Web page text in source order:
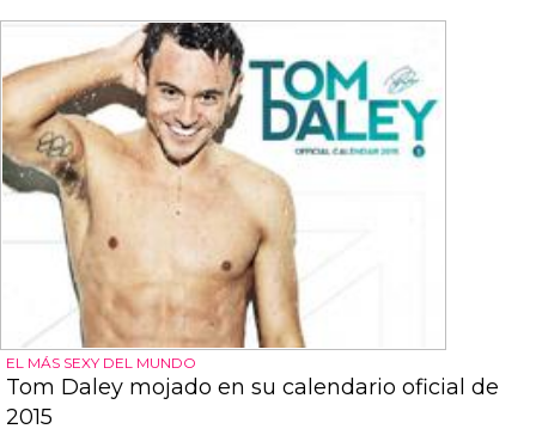
EL MÁS SEXY DEL MUNDO
Tom Daley mojado en su calendario oficial de
2015